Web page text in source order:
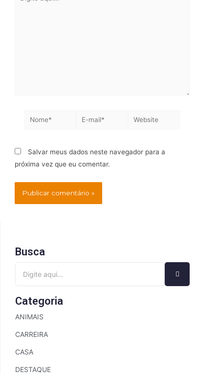
Salvar meus dados neste navegador para a
próxima vez que eu comentar.
Busca
Categoria
ANIMAIS
CARREIRA
CASA
DESTAQUE